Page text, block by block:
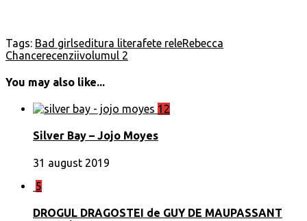
Tags: Bad girlseditura literafete releRebecca
Chancerecenziivolumul 2
You may also like...
12
Silver Bay – Jojo Moyes
31 august 2019
5
DROGUL DRAGOSTEI de GUY DE MAUPASSANT